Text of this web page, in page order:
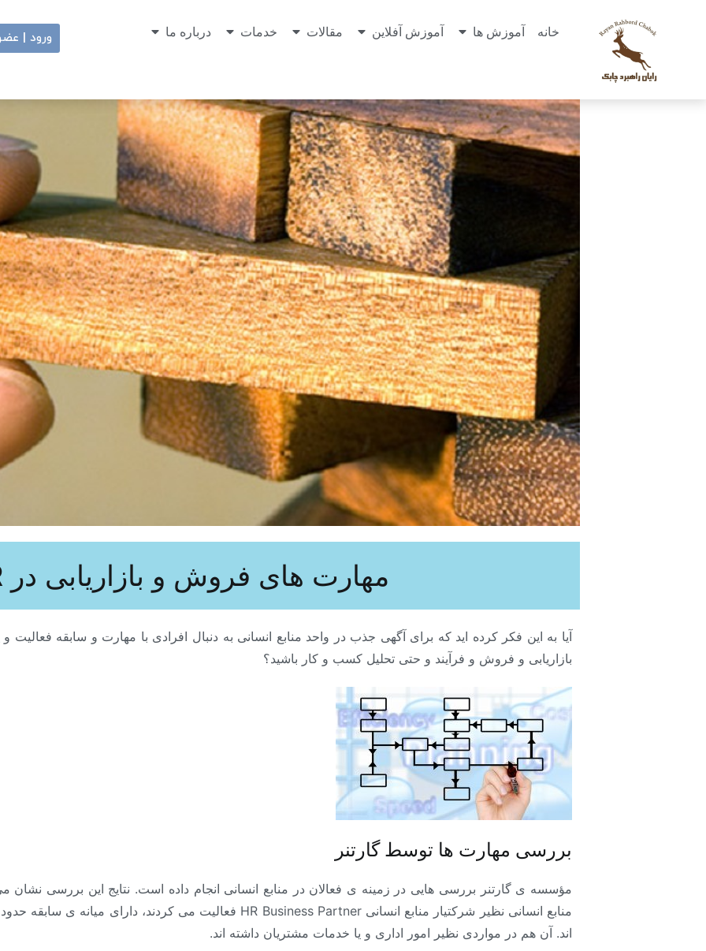
خانه آموزش ها آموزش آفلاین مقالات خدمات درباره ما ورود |
مهارت های فروش و بازاریابی در HR
آیا به این فکر کرده اید که برای آگهی جذب در واحد منابع انسانی به دنبال افرادی با مهارت و سابقه
بازاریابی و فروش و فرآیند و حتی تحلیل کسب و کار باشید؟
بررسی مهارت ها توسط گارتنر
مؤسسه ی گارتنر بررسی هایی در زمینه ی فعالان در منابع انسانی انجام داده است. نتایج این بررسی
اند. آن هم در مواردی نظیر امور اداری و یا خدمات مشتریان داشته اند.